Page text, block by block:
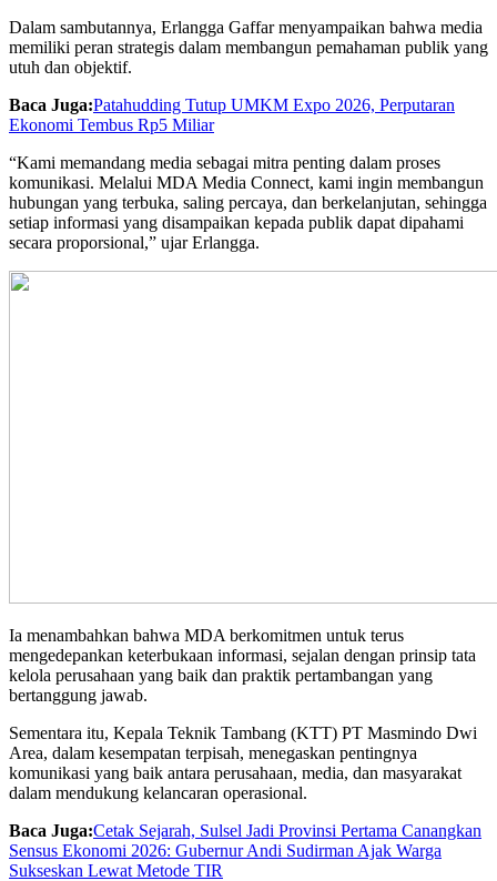
Dalam sambutannya, Erlangga Gaffar menyampaikan bahwa media
memiliki peran strategis dalam membangun pemahaman publik yang
utuh dan objektif.
Baca Juga:Patahudding Tutup UMKM Expo 2026, Perputaran
Ekonomi Tembus Rp5 Miliar
“Kami memandang media sebagai mitra penting dalam proses
komunikasi. Melalui MDA Media Connect, kami ingin membangun
hubungan yang terbuka, saling percaya, dan berkelanjutan, sehingga
setiap informasi yang disampaikan kepada publik dapat dipahami
secara proporsional,” ujar Erlangga.
Ia menambahkan bahwa MDA berkomitmen untuk terus
mengedepankan keterbukaan informasi, sejalan dengan prinsip tata
kelola perusahaan yang baik dan praktik pertambangan yang
bertanggung jawab.
Sementara itu, Kepala Teknik Tambang (KTT) PT Masmindo Dwi
Area, dalam kesempatan terpisah, menegaskan pentingnya
komunikasi yang baik antara perusahaan, media, dan masyarakat
dalam mendukung kelancaran operasional.
Baca Juga:Cetak Sejarah, Sulsel Jadi Provinsi Pertama Canangkan
Sensus Ekonomi 2026: Gubernur Andi Sudirman Ajak Warga
Sukseskan Lewat Metode TIR